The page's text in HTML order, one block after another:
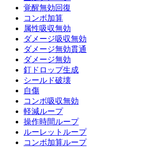
覚醒無効回復
コンボ加算
属性吸収無効
ダメージ吸収無効
ダメージ無効貫通
ダメージ無効
釘ドロップ生成
シールド破壊
自傷
コンボ吸収無効
軽減ループ
操作時間ループ
ルーレットループ
コンボ加算ループ